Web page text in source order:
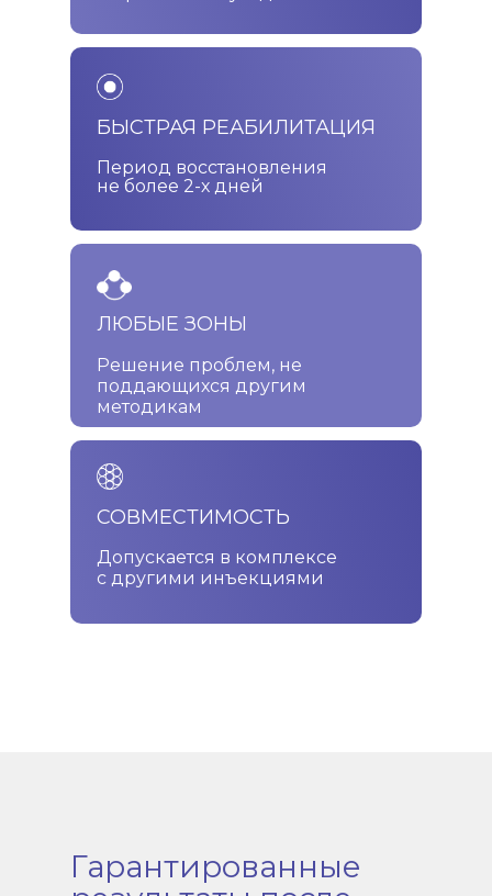
БЫСТРАЯ РЕАБИЛИТАЦИЯ
Период восстановления
не более 2-х дней
ЛЮБЫЕ ЗОНЫ
Решение проблем, не
поддающихся другим
методикам
СОВМЕСТИМОСТЬ
Допускается в комплексе
с другими инъекциями
Гарантированные